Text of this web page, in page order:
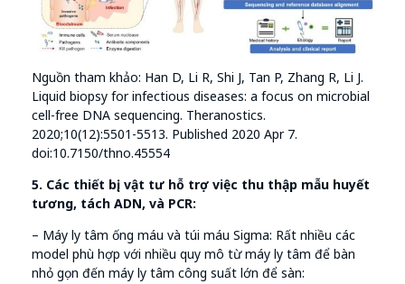
Nguồn tham khảo: Han D, Li R, Shi J, Tan P, Zhang R, Li J.
Liquid biopsy for infectious diseases: a focus on microbial
cell-free DNA sequencing. Theranostics.
2020;10(12):5501-5513. Published 2020 Apr 7.
doi:10.7150/thno.45554
5. Các thiết bị, vật tư hỗ trợ việc thu thập mẫu huyết
tương, tách ADN, và PCR:
– Máy ly tâm ống máu và túi máu Sigma: Rất nhiều các
model phù hợp với nhiều quy mô từ máy ly tâm để bàn
nhỏ gọn đến máy ly tâm công suất lớn để sàn: